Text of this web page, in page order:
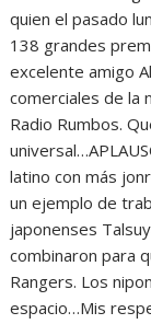
quien el pasado
138 grandes
excelente amigo
comerciales de la
Radio Rumbos.
latino con más
un ejemplo de
japonenses
combinaron para
Rangers. Los
espacio…Mis